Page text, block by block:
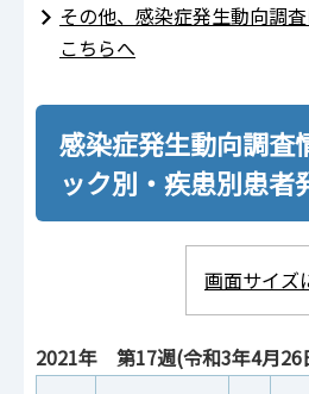
その他、感染症発生動向調
こちらへ
感染症発生動向調
ック別・疾患別患者
画面サイズ
2021年 第17週(令和3年4月26